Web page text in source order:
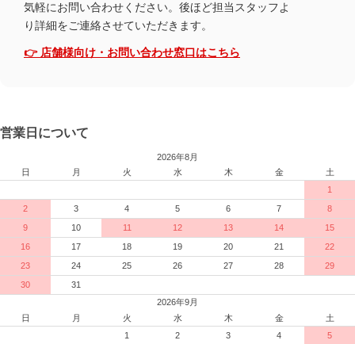
気軽にお問い合わせください。後ほど担当スタッフよ
り詳細をご連絡させていただきます。
👉 店舗様向け・お問い合わせ窓口はこちら
営業日について
2026年8月
日
月 火 水 木 金
土
1
2
3 4 5 6 7
8
9
10 11 12 13 14
15
16
17 18 19 20 21
22
23
24 25 26 27 28
29
30
31
2026年9月
日
月 火 水 木 金
土
1
2 3 4
5